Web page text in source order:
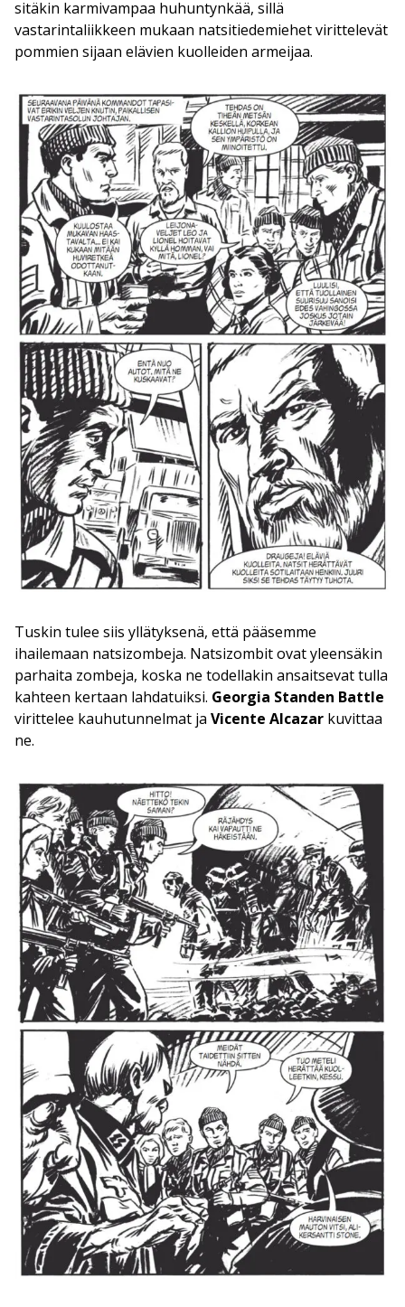
sitäkin karmivampaa huhuntynkää, sillä
vastarintaliikkeen mukaan natsitiedemiehet virittelevät
pommien sijaan elävien kuolleiden armeijaa.
Tuskin tulee siis yllätyksenä, että pääsemme
ihailemaan natsizombeja. Natsizombit ovat yleensäkin
parhaita zombeja, koska ne todellakin ansaitsevat tulla
kahteen kertaan lahdatuiksi. Georgia Standen Battle
virittelee kauhutunnelmat ja Vicente Alcazar kuvittaa
ne.